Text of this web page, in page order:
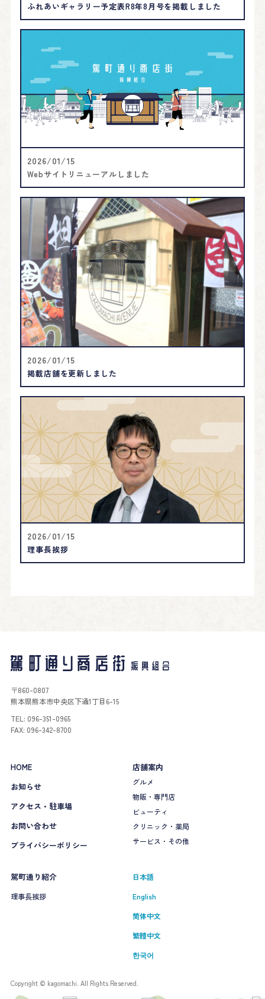
ふれあいギャラリー予定表R8年8月号を掲載しました
2026/01/15
Webサイトリニューアルしました
2026/01/15
掲載店舗を更新しました
2026/01/15
理事長挨拶
〒860-0807
熊本県熊本市中央区下通1丁目6-15
TEL: 096-351-0965
FAX: 096-342-8700
HOME
お知らせ
アクセス・駐車場
お問い合わせ
プライバシーポリシー
店舗案内
グルメ
物販・専門店
ビューティ
クリニック・薬局
サービス・その他
駕町通り紹介
理事長挨拶
日本語
English
简体中文
繁體中文
한국어
Copyright © kagomachi. All Rights Reserved.